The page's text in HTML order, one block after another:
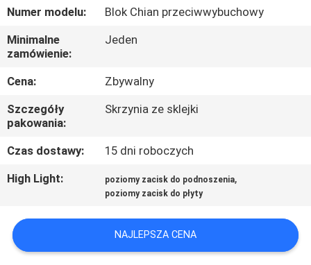
KONTROLA
JAKOŚCI
SKONTAKTUJ
SIĘ
Z
NAMI
AKTUALNOŚCI
POPROSIĆ
Numer modelu:
Blok Chian przeciwwybuchowy
Minimalne
zamówienie:
Jeden
Cena:
Zbywalny
Szczegóły
pakowania:
Skrzynia ze sklejki
Czas dostawy:
15 dni roboczych
High Light:
poziomy zacisk do podnoszenia,
poziomy zacisk do płyty
NAJLEPSZA CENA